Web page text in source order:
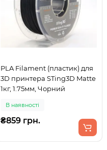
PLA Filament (пластик) для
3D принтера STing3D Matte
1кг, 1.75мм, Чорний
В наявності
₴859 грн.